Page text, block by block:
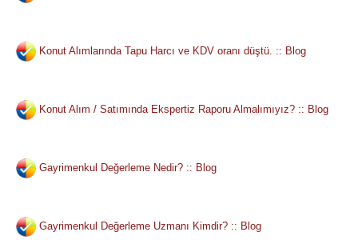
Konut Alımlarında Tapu Harcı ve KDV oranı düştü. :: Blog
Konut Alım / Satımında Ekspertiz Raporu Almalımıyız? :: Blog
Gayrimenkul Değerleme Nedir? :: Blog
Gayrimenkul Değerleme Uzmanı Kimdir? :: Blog